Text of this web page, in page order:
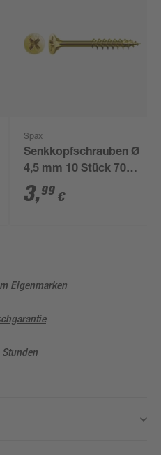
Spax
Senkkopfschrauben Ø
4,5 mm 10 Stück 70
mm
3,99 €
Eigenmarken